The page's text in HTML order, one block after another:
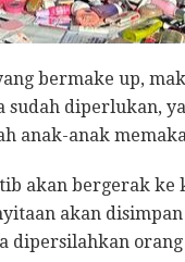
bermake up,
diperlukan,
anak-anak
akan bergerak ke
akan
dipersilahkan